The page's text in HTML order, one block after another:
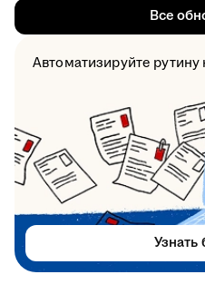
Все
Автоматизируйте
Узнать